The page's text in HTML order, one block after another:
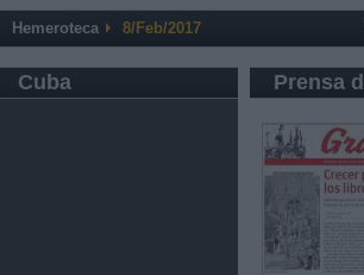
Hemeroteca 8/Feb/2017
Cuba Prensa